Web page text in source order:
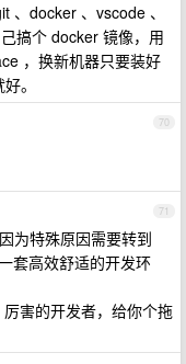
、docker 、vscode 、
搞个 docker 镜像，用
，换新机器只要装好
。
70
71
为特殊原因需要转到
套高效舒适的开发环
害的开发者，给你个拖